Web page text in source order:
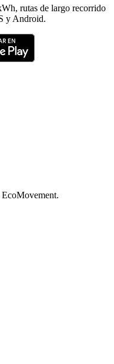
rutas de largo recorrido
y Android.
EcoMovement.